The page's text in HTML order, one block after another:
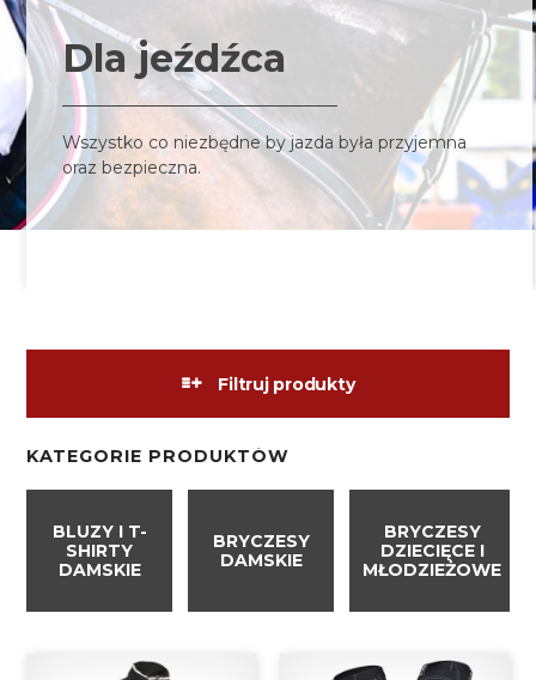
Dla jeźdźca
Wszystko co niezbędne by jazda była przyjemna
oraz bezpieczna.
Filtruj produkty
KATEGORIE PRODUKTÓW
BLUZY I T-
SHIRTY
DAMSKIE
BRYCZESY
DAMSKIE
BRYCZESY
DZIECIĘCE I
MŁODZIEŻOWE